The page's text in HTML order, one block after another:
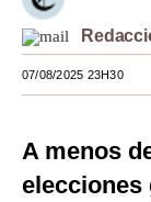
Mundo
EEUU
México
Internacional
07/08/2025 23H30
A menos
elecciones